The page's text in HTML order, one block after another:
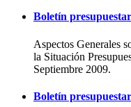
Boletín
Aspectos Generales
la Situación
Septiembre 2009.
Boletín